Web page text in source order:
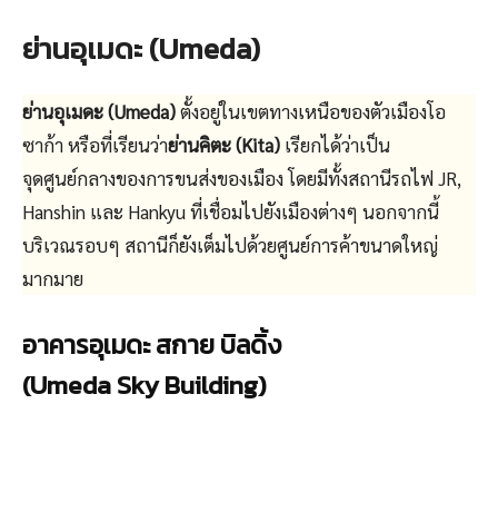
ย่านอุเมดะ (Umeda)
ย่านอุเมดะ (Umeda)ตั้งอยู่ในเขตทางเหนือของตัวเมืองโอ
ซาก้า หรือที่เรียนว่าย่านคิตะ (Kita) เรียกได้ว่าเป็น
จุดศูนย์กลางของการขนส่งของเมือง โดยมีทั้งสถานีรถไฟ JR,
Hanshin และ Hankyu ที่เชื่อมไปยังเมืองต่างๆ นอกจากนี้
บริเวณรอบๆ สถานีก็ยังเต็มไปด้วยศูนย์การค้าขนาดใหญ่
มากมาย
อาคารอุเมดะ สกาย บิลดิ้ง
(Umeda Sky Building)